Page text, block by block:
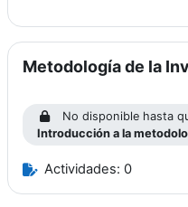
Metodología de la
No disponible hasta
Introducción a la
Actividades: 0